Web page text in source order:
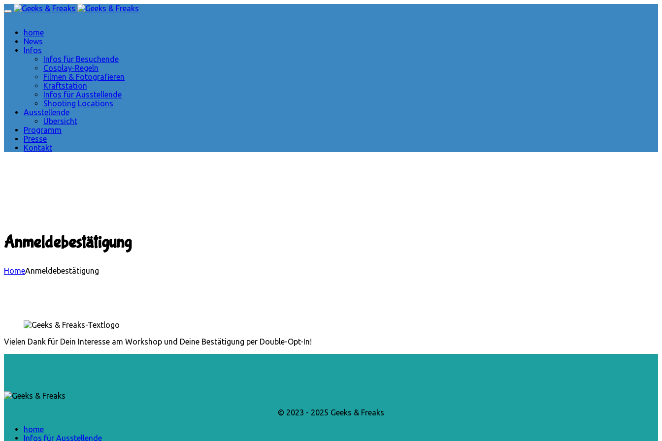
home
News
Infos
Infos für Besuchende
Cosplay-Regeln
Filmen & Fotografieren
Kraftstation
Infos für Ausstellende
Shooting Locations
Ausstellende
Übersicht
Programm
Presse
Kontakt
Anmeldebestätigung
HomeAnmeldebestätigung
Vielen Dank für Dein Interesse am Workshop und Deine Bestätigung per Double-Opt-In!
© 2023 - 2025 Geeks & Freaks
home
Infos für Ausstellende